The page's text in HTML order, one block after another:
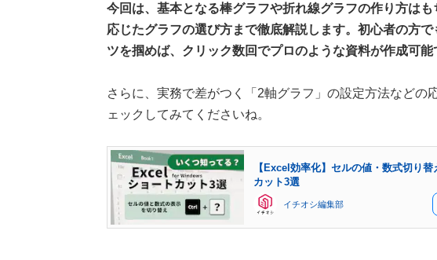
今回は、基本となる棒グラフや折れ線グラフの作り方は
応じたグラフの選び方まで徹底解説します。初心者の方
ツを掴めば、クリック数回でプロのような資料が作成可能
さらに、実務で差がつく「2軸グラフ」の設定方法などの
ェックしてみてくださいね。
【Excel効率化】セルの値・数式切り
カット3選
イチオシ編集部